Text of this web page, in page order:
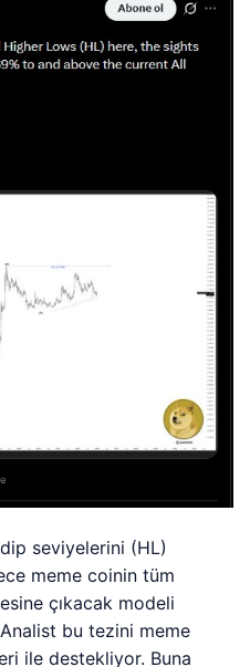
seviyelerini (HL)
meme coinin tüm
çıkacak modeli
bu tezini meme
ile destekliyor. Buna